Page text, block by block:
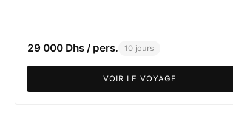
29 000 Dhs / pers. 10 jours
VOIR LE VOYAGE